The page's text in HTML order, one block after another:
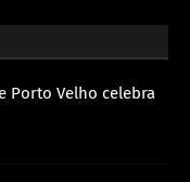
Porto Velho celebra